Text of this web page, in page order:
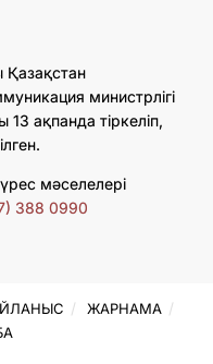
Қазақстан
министрлігі
ақпанда тіркеліп,
мәселелері
388 0990
ЖАРНАМА